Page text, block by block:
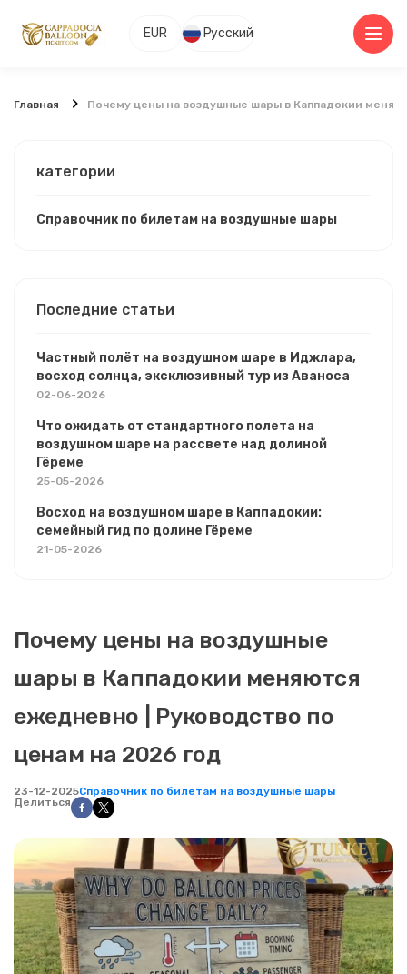
EUR Русский
Главная Почему цены на воздушные шары в Каппадокии
Почему цены на воздушные
шары в Каппадокии меняются
ежедневно | Руководство по
ценам на 2026 год
23-12-2025Справочник по билетам на воздушные шары
Делиться
категории
Справочник по билетам на воздушные шары
Последние статьи
Частный полёт на воздушном шаре в Иджлара,
восход солнца, эксклюзивный тур из Аваноса
02-06-2026
Что ожидать от стандартного полета на
воздушном шаре на рассвете над долиной
Гёреме
25-05-2026
Восход на воздушном шаре в Каппадокии:
семейный гид по долине Гёреме
21-05-2026